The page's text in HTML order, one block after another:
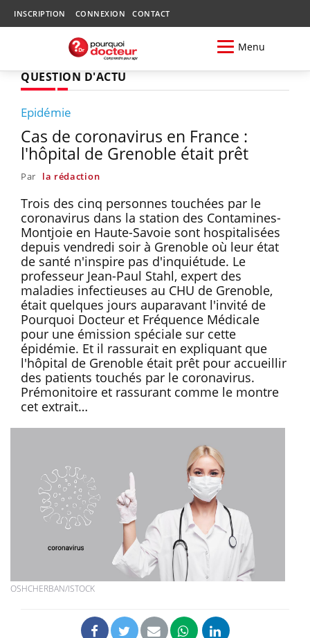
INSCRIPTION CONNEXION CONTACT
Menu
QUESTION D'ACTU
Epidémie
Cas de coronavirus en France :
l'hôpital de Grenoble était prêt
Par la rédaction
Trois des cinq personnes touchées par le
coronavirus dans la station des Contamines-
Montjoie en Haute-Savoie sont hospitalisées
depuis vendredi soir à Grenoble où leur état
de santé n'inspire pas d'inquiétude. Le
professeur Jean-Paul Stahl, expert des
maladies infectieuses au CHU de Grenoble,
était quelques jours auparavant l'invité de
Pourquoi Docteur et Fréquence Médicale
pour une émission spéciale sur cette
épidémie. Et il rassurait en expliquant que
l'hôpital de Grenoble était prêt pour accueillir
des patients touchés par le coronavirus.
Prémonitoire et rassurant comme le montre
cet extrait…
OSHCHERBAN/ISTOCK